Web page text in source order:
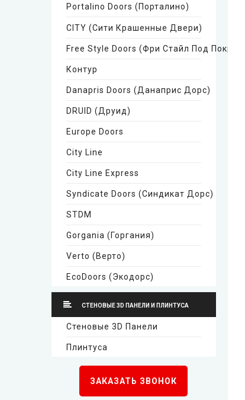
Portalino Doors (Порталино)
CITY (Сити Крашенные Двери)
Free Style Doors (Фри Стайл Под
Контур
Danapris Doors (Данаприс Дорс)
DRUID (Друид)
Europe Doors
City Line
City Line Express
Syndicate Doors (Синдикат Дорс)
STDM
Gorgania (Горгания)
Verto (Верто)
EcoDoors (Экодорс)
Neman (Неман)
New Style (Новый Стиль)
KORFAD (Корфад)
СТЕНОВЫЕ 3D ПАНЕЛИ И ПЛИНТУСА
Стеновые 3D Панели
Плинтуса
ЗАКАЗАТЬ ЗВОНОК